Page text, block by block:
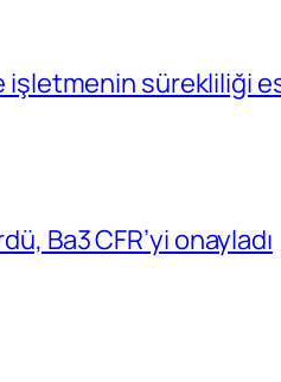
işletmenin sürekliliği
Ba3 CFR’yi onayladı